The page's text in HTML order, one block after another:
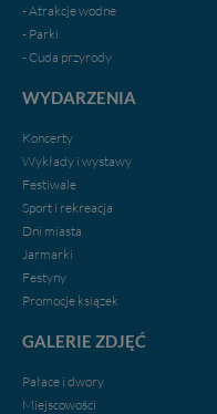
- Atrakcje wodne
- Parki
- Cuda przyrody
WYDARZENIA
Koncerty
Wykłady i wystawy
Festiwale
Sport i rekreacja
Dni miasta
Jarmarki
Festyny
Promocje ksiązek
GALERIE ZDJĘĆ
Pałace i dwory
Miejscowości